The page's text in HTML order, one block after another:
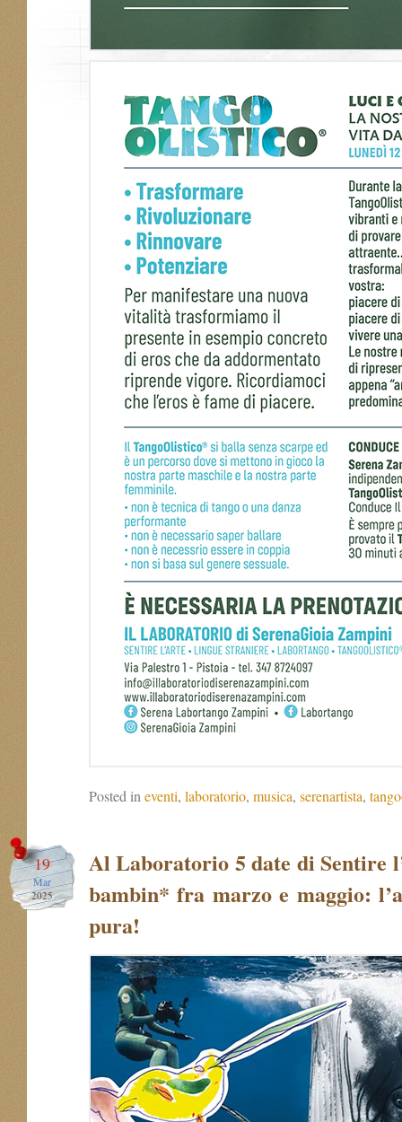
Posted in eventi, laboratorio, musica, serenartista,
19
Mar
2025
Al Laboratorio 5 date di Sentire
bambin* fra marzo e maggio:
pura!